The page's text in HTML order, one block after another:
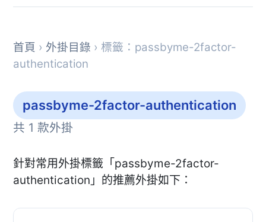
首頁 › 外掛目錄 › 標籤：passbyme-2factor-
authentication
passbyme-2factor-authentication
共 1 款外掛
針對常用外掛標籤「passbyme-2factor-
authentication」的推薦外掛如下：